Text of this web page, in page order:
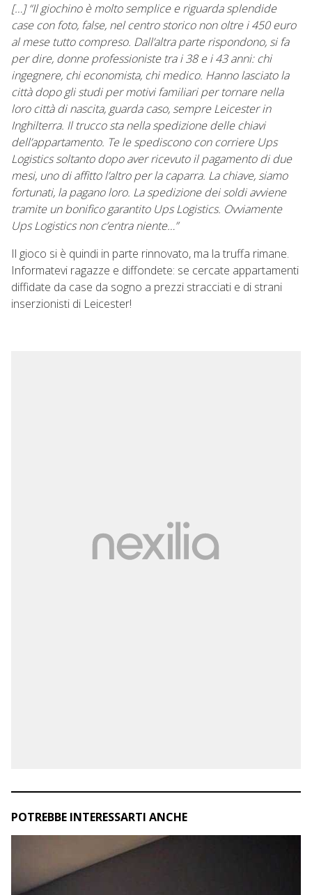
[…] “Il giochino è molto semplice e riguarda splendide
case con foto, false, nel centro storico non oltre i 450 euro
al mese tutto compreso. Dall’altra parte rispondono, si fa
per dire, donne professioniste tra i 38 e i 43 anni: chi
ingegnere, chi economista, chi medico. Hanno lasciato la
città dopo gli studi per motivi familiari per tornare nella
loro città di nascita, guarda caso, sempre Leicester in
Inghilterra. Il trucco sta nella spedizione delle chiavi
dell’appartamento. Te le spediscono con corriere Ups
Logistics soltanto dopo aver ricevuto il pagamento di due
mesi, uno di affitto l’altro per la caparra. La chiave, siamo
fortunati, la pagano loro. La spedizione dei soldi avviene
tramite un bonifico garantito Ups Logistics. Ovviamente
Ups Logistics non c’entra niente…”
Il gioco si è quindi in parte rinnovato, ma la truffa rimane.
Informatevi ragazze e diffondete: se cercate appartamenti
diffidate da case da sogno a prezzi stracciati e di strani
inserzionisti di Leicester!
POTREBBE INTERESSARTI ANCHE